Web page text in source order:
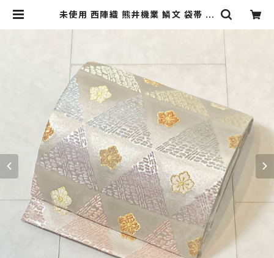
未使用 西陣織 熊井機業 鱗文 袋帯 正